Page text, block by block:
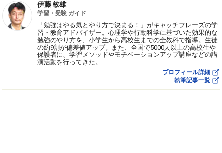
伊藤 敏雄
学習・受験 ガイド
「勉強はやる気とやり方で決まる！」がキャッチフレーズの学
習・教育アドバイザー。心理学や行動科学に基づいた効果的な
勉強のやり方を、小学生から高校生までの全教科で指導。生徒
の約9割が偏差値アップ。また、全国で5000人以上の高校生や
保護者に、学習メソッドやモチベーションアップ講座などの講
演活動を行ってきた。
プロフィール詳細
執筆記事一覧